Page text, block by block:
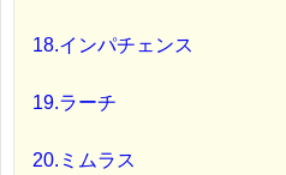
18.インパチェンス
19.ラーチ
20.ミムラス